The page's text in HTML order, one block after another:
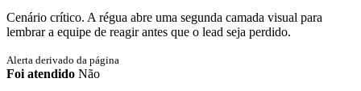
Cenário crítico. A régua abre uma segunda camada visual para
lembrar a equipe de reagir antes que o lead seja perdido.
Alerta derivado da página
Foi atendido Não